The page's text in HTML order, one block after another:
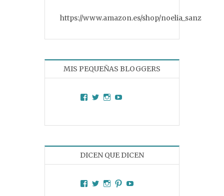
https://www.amazon.es/shop/noelia_sanz
MIS PEQUEÑAS BLOGGERS
Facebook
TwitterInstagram
DICEN QUE DICEN
Facebook
TwitterInstagram
Pinterest